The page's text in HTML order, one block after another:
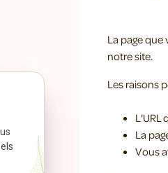
La page que
notre site.
Les raisons
L'URL
La
Vous